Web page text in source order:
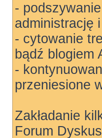
-
administrację
- cytowanie
bądź blogiem
-
przeniesione
Zakładanie
Forum